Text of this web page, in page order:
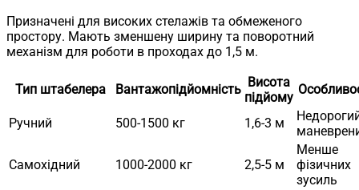
Призначені для високих стелажів та обмеженого
простору. Мають зменшену ширину та поворотний
механізм для роботи в проходах до 1,5 м.
Тип штабелера Вантажопідйомність Висота
підйому
Ручний 500-1500 кг 1,6-3 м
Самохідний 1000-2000 кг 2,5-5 м
Менше
фізичних
зусиль